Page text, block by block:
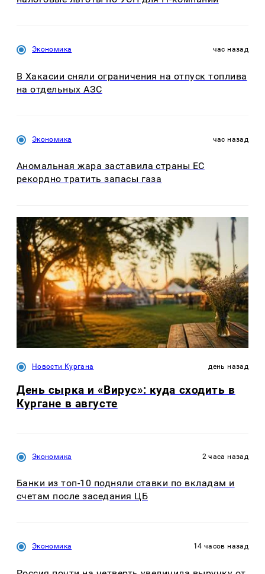
Экономика час назад
В Хакасии сняли ограничения на отпуск топлива
на отдельных АЗС
Экономика час назад
Аномальная жара заставила страны ЕС
рекордно тратить запасы газа
Новости Кургана день назад
День сырка и «Вирус»: куда сходить в
Кургане в августе
Экономика 2 часа назад
Банки из топ-10 подняли ставки по вкладам и
счетам после заседания ЦБ
Экономика 14 часов назад